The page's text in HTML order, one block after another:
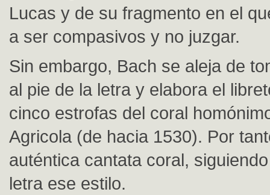
Lucas y de su fragmento en el
a ser compasivos y no juzgar.
Sin embargo, Bach se aleja de
al pie de la letra y elabora el
cinco estrofas del coral
Agricola (de hacia 1530). Por
auténtica cantata coral,
letra ese estilo.